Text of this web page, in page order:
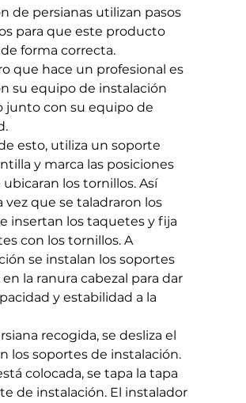
de persianas utilizan pasos
para que este producto
forma correcta.
que hace un profesional es
su equipo de instalación
junto con su equipo de
esto, utiliza un soporte
y marca las posiciones
los tornillos. Así
vez que se taladraron los
insertan los taquetes y fija
con los tornillos. A
se instalan los soportes
la ranura cabezal para dar
y estabilidad a la
recogida, se desliza el
los soportes de instalación.
colocada, se tapa la tapa
de instalación. El instalador